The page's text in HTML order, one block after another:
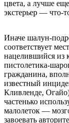
цвета, а лучше
экстерьер — что-
Иначе шалун-
соответствует
нацелившийся из
пистолетика-
гражданина,
известный
Кливленде,
частенько
малолеток —
завоевать